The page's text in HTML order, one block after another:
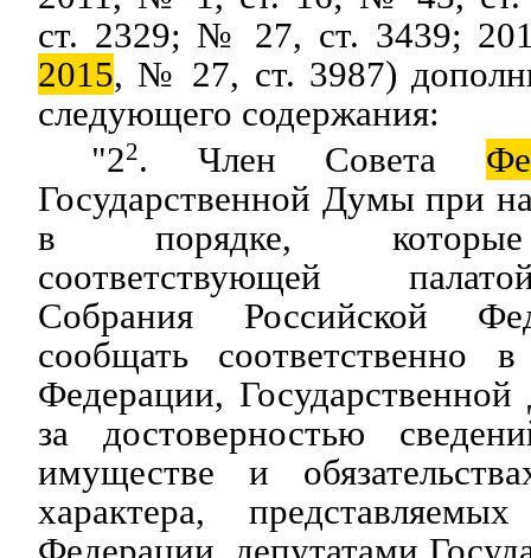
ст. 2329; № 27, ст. 3439;
2015, № 27, ст. 3987)
следующего содержания:
"22. Член Совета
Государственной Думы при
в порядке, которые
соответствующей
Собрания Российской
сообщать соответственно
Федерации,
за достоверностью
имуществе и
характера,